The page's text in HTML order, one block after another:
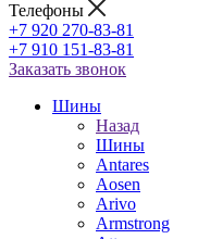
Телефоны
+7 920 270-83-81
+7 910 151-83-81
Заказать звонок
Шины
Назад
Шины
Antares
Aosen
Arivo
Armstrong